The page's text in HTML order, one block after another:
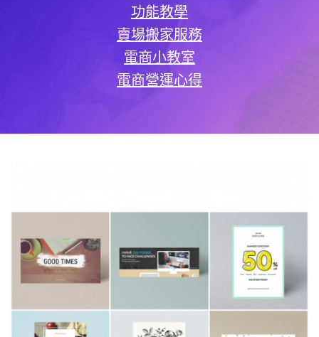
功能教學
賣場搬家服務
電商小教室
電商營運心得